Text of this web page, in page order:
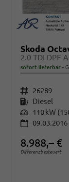
Skoda
2.0 TDI DPF
sofort lieferbar
Fahrzeugnr. 26289
Kraftstoff Diesel
Leistung 110 kW
09.03.2016
8.988,– €
Differenzbesteuert